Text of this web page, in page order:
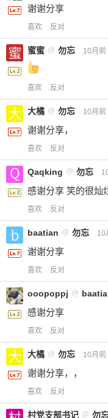
谢谢分享
喜欢 反对
蜜蜜 @ 勿忘 10月前
喜欢 反对
大橘 @ 勿忘 10月前
谢谢分享，
喜欢 反对
Qaqking @ 勿忘
感谢分享 笑的很灿
喜欢 反对
baatian @ 勿忘 10
谢谢分享
喜欢 反对
ooopoppj @
感谢分享
喜欢 反对
大橘 @ 勿忘 10月前
谢谢分享，，
喜欢 反对
村党支部书记 @ 勿